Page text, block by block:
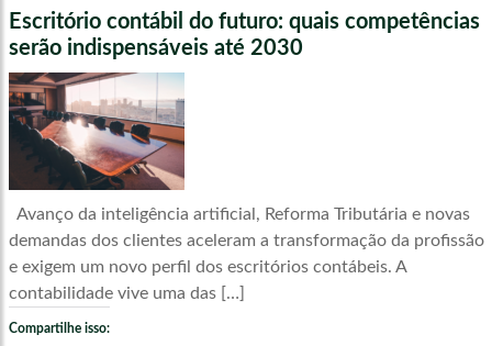
Escritório contábil do futuro: quais competências
serão indispensáveis até 2030
Avanço da inteligência artificial, Reforma Tributária e novas
demandas dos clientes aceleram a transformação da profissão
e exigem um novo perfil dos escritórios contábeis. A
contabilidade vive uma das […]
Compartilhe isso: